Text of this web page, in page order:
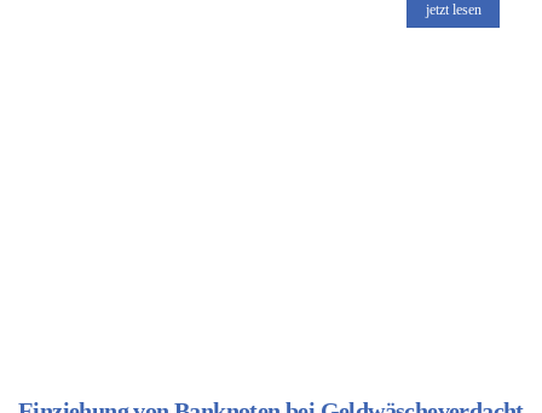
jetzt lesen